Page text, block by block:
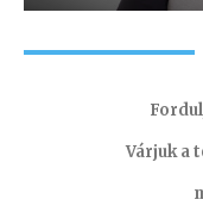
Várjuk a